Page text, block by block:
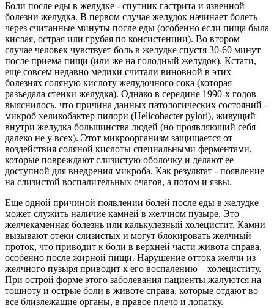
Боли после еды в желудке - спутник гастрита и язвенной
болезни желудка. В первом случае желудок начинает болеть
через считанные минуты после еды (особенно если пища была
кислая, острая или грубая по консистенции). Во втором
случае человек чувствует боль в желудке спустя 30-60 минут
после приема пищи (или же на голодный желудок). Кстати,
еще совсем недавно медики считали виновной в этих
болезнях соляную кислоту желудочного сока (которая
разъедала стенки желудка). Однако в середине 1990-х годов
выяснилось, что причина данных патологических состояний -
микроб хеликобактер пилори (Helicobacter pylori), живущий
внутри желудка большинства людей (но проявляющий себя
далеко не у всех). Этот микроорганизм защищается от
воздействия соляной кислоты специальными ферментами,
которые повреждают слизистую оболочку и делают ее
доступной для внедрения микроба. Как результат - появление
на слизистой воспалительных очагов, а потом и язвы.
Еще одной причиной появлении болей после еды в желудке
может служить наличие камней в желчном пузыре. Это –
желчекаменная болезнь или калькулезный холецистит. Камни
вызывают отеки слизистых и могут блокировать желчный
проток, что приводит к боли в верхней части живота справа,
особенно после жирной пищи. Нарушение оттока желчи из
желчного пузыря приводит к его воспалению – холециститу.
При острой форме этого заболевания пациенты жалуются на
тошноту и острые боли в животе справа, которые отдают во
все близлежащие органы, в правое плечо и лопатку.